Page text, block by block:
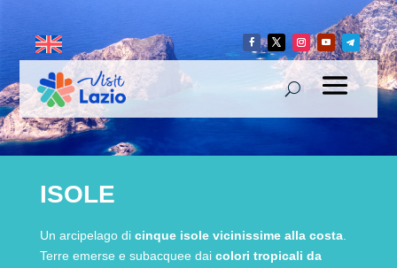
ISOLE
Un arcipelago di cinque isole vicinissime alla costa.
Terre emerse e subacquee dai colori tropicali da